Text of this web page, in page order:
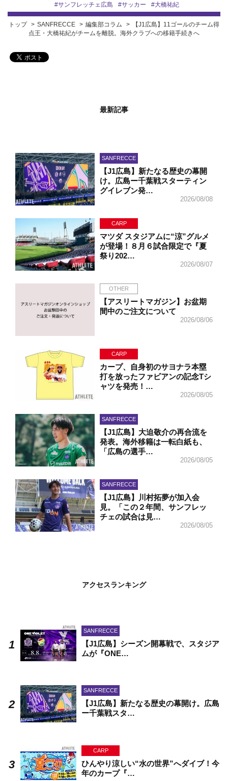
#サンフレッチェ広島 #サッカー #大橋祐紀
トップ SANFRECCE 編集部コラム
【J1広島】11ゴールのチーム得
点王・大橋祐紀がチームを離脱。海外クラブへの移籍手続きへ
最新記事
SANFRECCE
【J1広島】新たなる歴史の幕開
け。広島ー千葉戦スターティン
グイレブン発…
2026/08/08
CARP
マツダ スタジアムに“涼”グルメ
が登場！８月６試合限定で『夏
祭り202…
2026/08/07
OTHER
【アスリートマガジン】お盆期
間中のご注文について
2026/08/06
CARP
カープ、自身初のサヨナラ本塁
打を放ったファビアンの記念Tシ
ャツを発売！…
2026/08/05
SANFRECCE
【J1広島】大迫敬介の再合流を
発表。海外移籍は一転白紙も、
「広島の選手…
2026/08/05
SANFRECCE
【J1広島】川村拓夢が加入会
見。「この２年間、サンフレッ
チェの試合は見…
2026/08/05
アクセスランキング
SANFRECCE
【J1広島】シーズン開幕戦で、スタジア
ムが『ONE…
SANFRECCE
【J1広島】新たなる歴史の幕開け。広島
ー千葉戦スタ…
CARP
ひんやり涼しい“水の世界”へダイブ！今
年のカープ『…